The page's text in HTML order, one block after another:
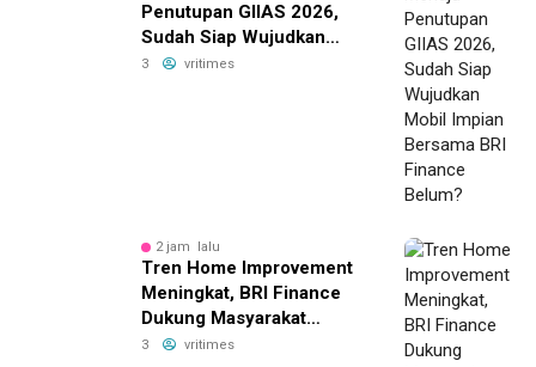
Penutupan GIIAS 2026,
Sudah Siap Wujudkan
Mobil Impian Bersama BRI
3 vritimes
2 jam lalu
Tren Home Improvement
Meningkat, BRI Finance
Dukung Masyarakat
Wujudkan Hunian Lebih
3 vritimes